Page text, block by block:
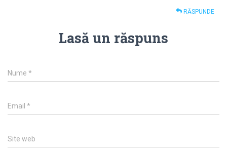
RĂSPUNDE
Lasă un răspuns
Nume *
Email *
Site web